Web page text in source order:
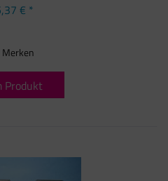
€ *
Merken
Produkt